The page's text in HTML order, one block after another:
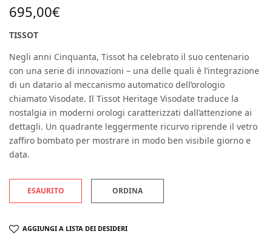
695,00€
TISSOT
Negli anni Cinquanta, Tissot ha celebrato il suo centenario
con una serie di innovazioni – una delle quali è l’integrazione
di un datario al meccanismo automatico dell’orologio
chiamato Visodate. Il Tissot Heritage Visodate traduce la
nostalgia in moderni orologi caratterizzati dall’attenzione ai
dettagli. Un quadrante leggermente ricurvo riprende il vetro
zaffiro bombato per mostrare in modo ben visibile giorno e
data.
ESAURITO ORDINA
AGGIUNGI A LISTA DEI DESIDERI